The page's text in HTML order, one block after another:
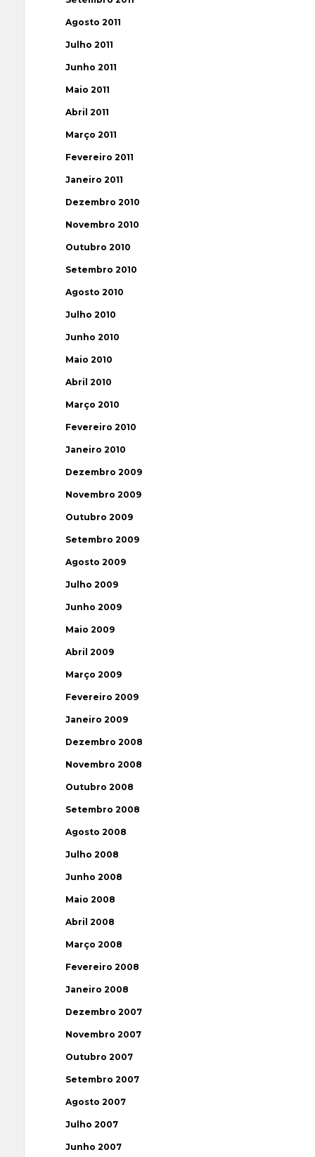
Agosto 2011
Julho 2011
Junho 2011
Maio 2011
Abril 2011
Março 2011
Fevereiro 2011
Janeiro 2011
Dezembro 2010
Novembro 2010
Outubro 2010
Setembro 2010
Agosto 2010
Julho 2010
Junho 2010
Maio 2010
Abril 2010
Março 2010
Fevereiro 2010
Janeiro 2010
Dezembro 2009
Novembro 2009
Outubro 2009
Setembro 2009
Agosto 2009
Julho 2009
Junho 2009
Maio 2009
Abril 2009
Março 2009
Fevereiro 2009
Janeiro 2009
Dezembro 2008
Novembro 2008
Outubro 2008
Setembro 2008
Agosto 2008
Julho 2008
Junho 2008
Maio 2008
Abril 2008
Março 2008
Fevereiro 2008
Janeiro 2008
Dezembro 2007
Novembro 2007
Outubro 2007
Setembro 2007
Agosto 2007
Julho 2007
Junho 2007